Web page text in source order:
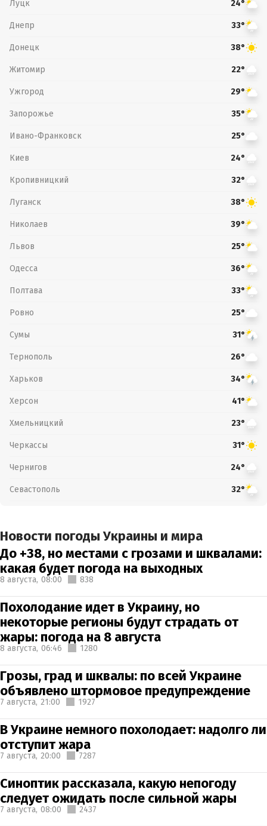
Луцк 24°
Днепр 33°
Донецк 38°
Житомир 22°
Ужгород 29°
Запорожье 35°
Ивано-Франковск 25°
Киев 24°
Кропивницкий 32°
Луганск 38°
Николаев 39°
Львов 25°
Одесса 36°
Полтава 33°
Ровно 25°
Сумы 31°
Тернополь 26°
Харьков 34°
Херсон 41°
Хмельницкий 23°
Черкассы 31°
Чернигов 24°
Севастополь 32°
Новости погоды Украины и мира
До +38, но местами с грозами и шквалами:
какая будет погода на выходных
8 августа, 08:00 838
Похолодание идет в Украину, но
некоторые регионы будут страдать от
жары: погода на 8 августа
8 августа, 06:46 1280
Грозы, град и шквалы: по всей Украине
объявлено штормовое предупреждение
7 августа, 21:00 1927
В Украине немного похолодает: надолго ли
отступит жара
7 августа, 20:00 7287
Синоптик рассказала, какую непогоду
следует ожидать после сильной жары
7 августа, 08:00 2437